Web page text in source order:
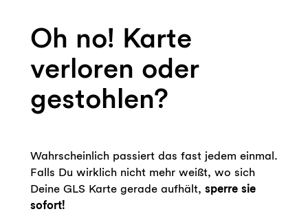
Oh no! Karte
verloren oder
gestohlen?
Wahrscheinlich passiert das fast jedem einmal.
Falls Du wirklich nicht mehr weißt, wo sich
Deine GLS Karte gerade aufhält, sperre sie
sofort!